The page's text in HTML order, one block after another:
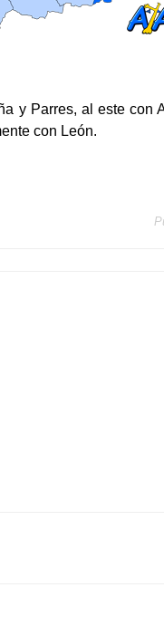
y Parres, al este con
con León.